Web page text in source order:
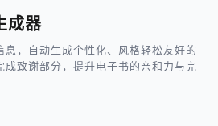
成器
，自动生成个性化、风格轻松友好的
成致谢部分，提升电子书的亲和力与完